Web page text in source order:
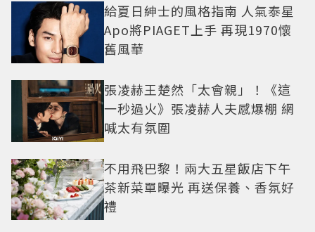
給夏日紳士的風格指南 人氣泰星
Apo將PIAGET上手 再現1970懷
舊風華
張凌赫王楚然「太會親」！《這
一秒過火》張凌赫人夫感爆棚 網
喊太有氛圍
不用飛巴黎！兩大五星飯店下午
茶新菜單曝光 再送保養、香氛好
禮